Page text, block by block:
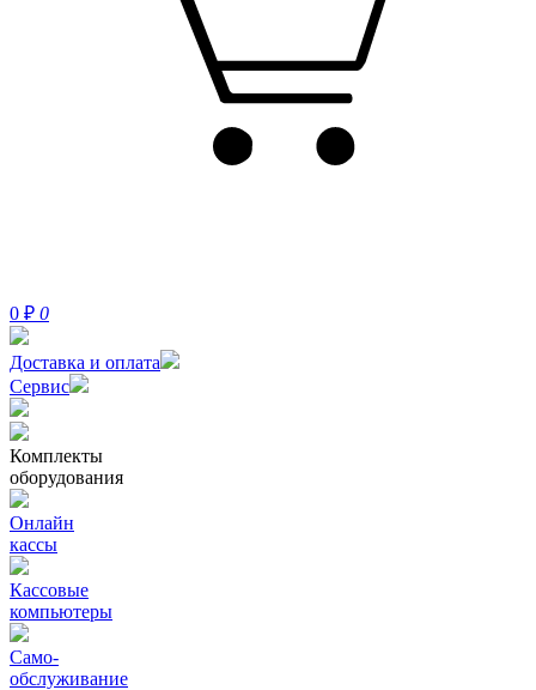
0 ₽ 0
Доставка и оплата
Сервис
Комплекты
оборудования
Онлайн
кассы
Кассовые
компьютеры
Само-
обслуживание